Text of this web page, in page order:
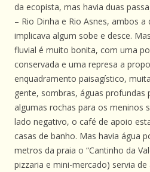
da ecopista, mas havia duas
– Rio Dinha e Rio Asnes, ambos
implicava algum sobe e desce.
fluvial é muito bonita, com uma
conservada e uma represa a
enquadramento paisagístico,
gente, sombras, águas profundas
algumas rochas para os meninos
lado negativo, o café de apoio
casas de banho. Mas havia água
metros da praia o “Cantinho da
pizzaria e mini-mercado) servia